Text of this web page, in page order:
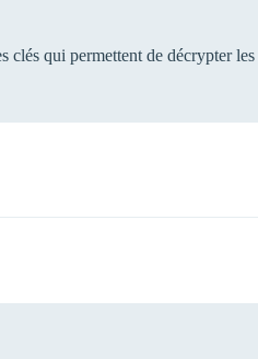
qui permettent de décrypter les